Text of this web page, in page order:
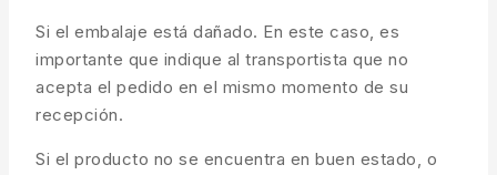
Si el embalaje está dañado. En este caso, es
importante que indique al transportista que no
acepta el pedido en el mismo momento de su
recepción.
Si el producto no se encuentra en buen estado, o